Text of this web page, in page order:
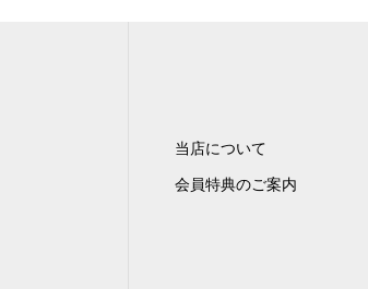
当店について
会員特典のご案内